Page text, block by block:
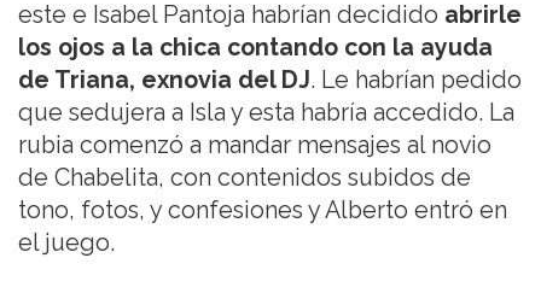
este e Isabel Pantoja habrían decidido abrirle
los ojos a la chica contando con la ayuda
de Triana, exnovia del DJ. Le habrían pedido
que sedujera a Isla y esta habría accedido. La
rubia comenzó a mandar mensajes al novio
de Chabelita, con contenidos subidos de
tono, fotos, y confesiones y Alberto entró en
el juego.